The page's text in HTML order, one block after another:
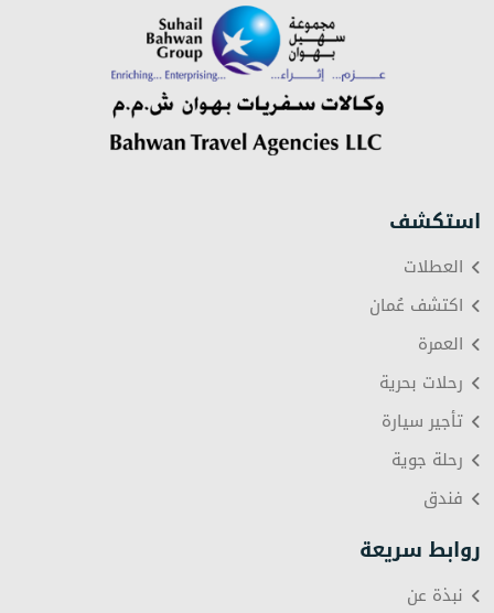
استكشف
العطلات
اكتشف عُمان
العمرة
رحلات بحرية
تأجير سيارة
رحلة جوية
فندق
روابط سريعة
نبذة عن